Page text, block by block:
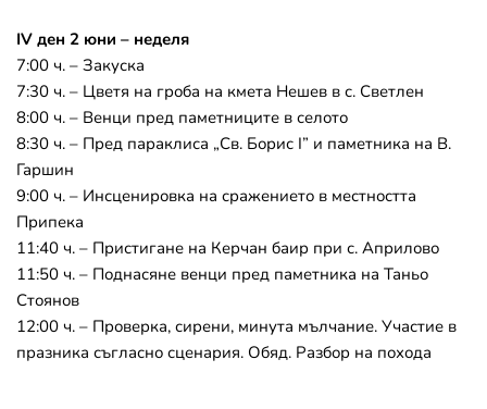
IV ден 2 юни – неделя
7:00 ч. – Закуска
7:30 ч. – Цветя на гроба на кмета Нешев в с. Светлен
8:00 ч. – Венци пред паметниците в селото
8:30 ч. – Пред параклиса „Св. Борис I” и паметника на В.
Гаршин
9:00 ч. – Инсценировка на сражението в местността
Припека
11:40 ч. – Пристигане на Керчан баир при с. Априлово
11:50 ч. – Поднасяне венци пред паметника на Таньо
Стоянов
12:00 ч. – Проверка, сирени, минута мълчание. Участие в
празника съгласно сценария. Обяд. Разбор на похода